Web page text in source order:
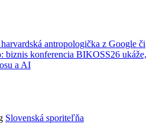
Slovenská sporiteľňa